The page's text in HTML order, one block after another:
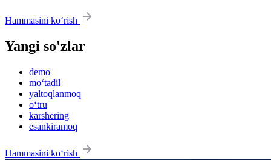
Hammasini ko‘rish
Yangi so'zlar
demo
mo‘tadil
yaltoqlanmoq
o‘tru
karshering
esankiramoq
Hammasini ko‘rish